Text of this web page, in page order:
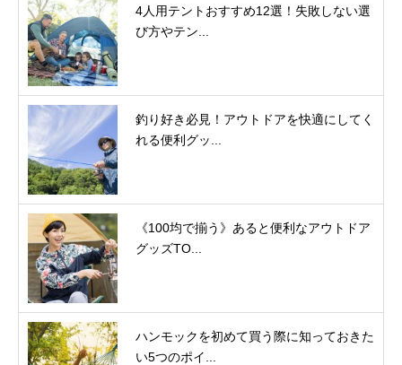
4人用テントおすすめ12選！失敗しない選
び方やテン...
釣り好き必見！アウトドアを快適にしてく
れる便利グッ...
《100均で揃う》あると便利なアウトドア
グッズTO...
ハンモックを初めて買う際に知っておきた
い5つのポイ...